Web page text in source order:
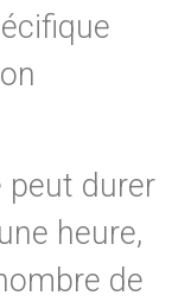
peut durer
heure,
de